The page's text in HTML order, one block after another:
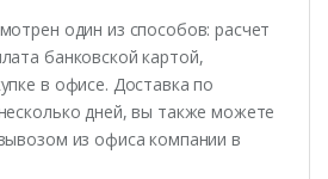
один из способов: расчет
банковской картой,
в офисе. Доставка по
дней, вы также можете
из офиса компании в